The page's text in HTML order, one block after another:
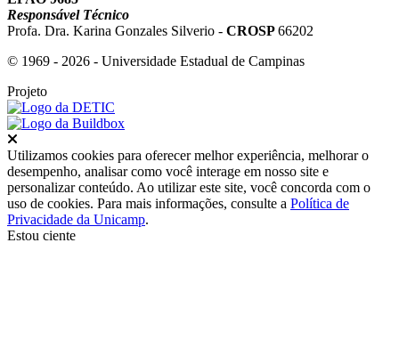
Responsável Técnico
Profa. Dra. Karina Gonzales Silverio - CROSP66202
© 1969 - 2026 - Universidade Estadual de Campinas
Projeto
Utilizamos cookies para oferecer melhor experiência, melhorar o
desempenho, analisar como você interage em nosso site e
personalizar conteúdo. Ao utilizar este site, você concorda com o
uso de cookies. Para mais informações, consulte a Política de
Privacidade da Unicamp.
Estou ciente